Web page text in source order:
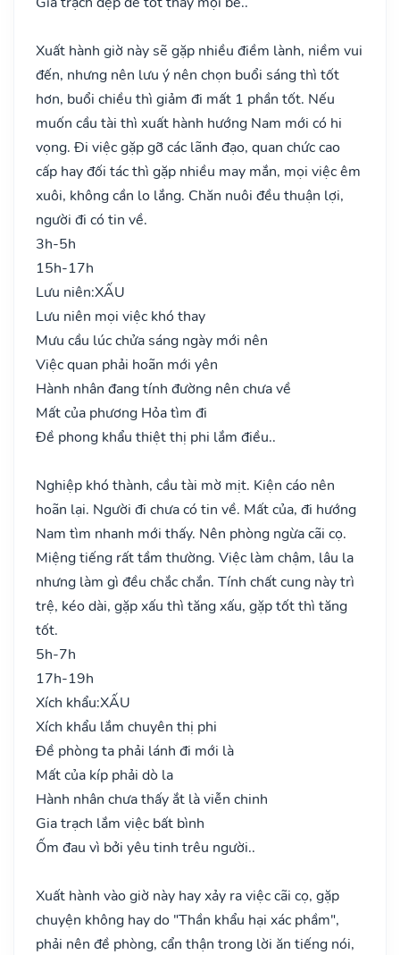
Xuất hành giờ này sẽ gặp nhiều điềm lành, niềm vui
đến, nhưng nên lưu ý nên chọn buổi sáng thì tốt
hơn, buổi chiều thì giảm đi mất 1 phần tốt. Nếu
muốn cầu tài thì xuất hành hướng Nam mới có hi
vọng. Đi việc gặp gỡ các lãnh đạo, quan chức cao
cấp hay đối tác thì gặp nhiều may mắn, mọi việc êm
xuôi, không cần lo lắng. Chăn nuôi đều thuận lợi,
người đi có tin về.
3h-5h
15h-17h
Lưu niên:XẤU
Lưu niên mọi việc khó thay
Mưu cầu lúc chửa sáng ngày mới nên
Việc quan phải hoãn mới yên
Hành nhân đang tính đường nên chưa về
Mất của phương Hỏa tìm đi
Đề phong khẩu thiệt thị phi lắm điều..
Nghiệp khó thành, cầu tài mờ mịt. Kiện cáo nên
hoãn lại. Người đi chưa có tin về. Mất của, đi hướng
Nam tìm nhanh mới thấy. Nên phòng ngừa cãi cọ.
Miệng tiếng rất tầm thường. Việc làm chậm, lâu la
nhưng làm gì đều chắc chắn. Tính chất cung này trì
trệ, kéo dài, gặp xấu thì tăng xấu, gặp tốt thì tăng
tốt.
5h-7h
17h-19h
Xích khẩu:XẤU
Xích khẩu lắm chuyên thị phi
Đề phòng ta phải lánh đi mới là
Mất của kíp phải dò la
Hành nhân chưa thấy ắt là viễn chinh
Gia trạch lắm việc bất bình
Ốm đau vì bởi yêu tinh trêu người..
Xuất hành vào giờ này hay xảy ra việc cãi cọ, gặp
chuyện không hay do "Thần khẩu hại xác phầm",
phải nên đề phòng, cẩn thận trong lời ăn tiếng nói,